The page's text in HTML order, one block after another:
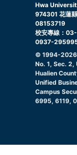
Hwa
974301 花蓮
08153719
校安專線：
0937-
© 1994-2026
No. 1, Sec.
Hualien
Unified
Campus
6995, 6119,